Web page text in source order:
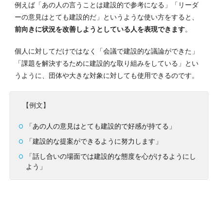
例えば「あの人の言うことは建設的で参考になる」「リーダ
ーの意見はとても建設的だ」というような使い方をすると、
前向きに状況を改善しようとしている人を表現できます。
個人に対してだけではなく「会議で建設的な議論ができた」
「課題を解決するために建設的な取り組みをしている」とい
うように、団体や大きな対象に対しても使用できるのです。
【例文】
「あの人の意見はとても建設的で好感が持てる」
「建設的な提案ができるように努力します」
「話し合いの場面では建設的な態度を心がけるようにし
よう」